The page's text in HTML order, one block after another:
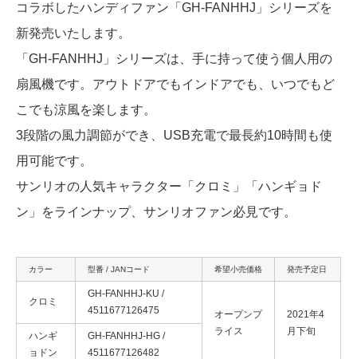
コラボしたハンディファン「GH-FANHHJ」シリーズを
新発売いたします。
「GH-FANHHJ」シリーズは、手に持って使う個人用の
扇風機です。アウトドアでもインドアでも、いつでもど
こでも涼風を楽します。
3段階の風力調節ができ、USB充電で最長約10時間も使
用可能です。
サンリオの人気キャラクター「クロミ」「ハンギョド
ン」をラインナップ、サンリオファン必見です。
カラー 型番 / JANコード 希望小売価格 発売予定日
クロミ
GH-FANHHJ-KU /
4511677126475
オープンプ
ライス
2021年4
月下旬
ハンギ
ョドン
GH-FANHHJ-HG /
4511677126482